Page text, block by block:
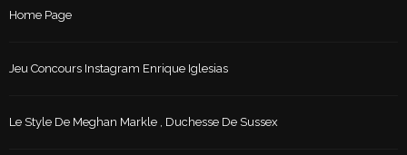
Home Page
Jeu Concours Instagram Enrique Iglesias
Le Style De Meghan Markle , Duchesse De Sussex